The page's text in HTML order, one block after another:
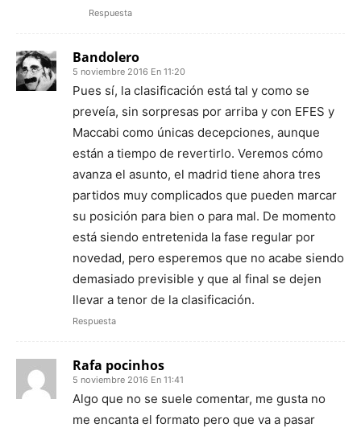
Respuesta
Bandolero
5 noviembre 2016 En 11:20
Pues sí, la clasificación está tal y como se
preveía, sin sorpresas por arriba y con EFES y
Maccabi como únicas decepciones, aunque
están a tiempo de revertirlo. Veremos cómo
avanza el asunto, el madrid tiene ahora tres
partidos muy complicados que pueden marcar
su posición para bien o para mal. De momento
está siendo entretenida la fase regular por
novedad, pero esperemos que no acabe siendo
demasiado previsible y que al final se dejen
llevar a tenor de la clasificación.
Respuesta
Rafa pocinhos
5 noviembre 2016 En 11:41
Algo que no se suele comentar, me gusta no
me encanta el formato pero que va a pasar